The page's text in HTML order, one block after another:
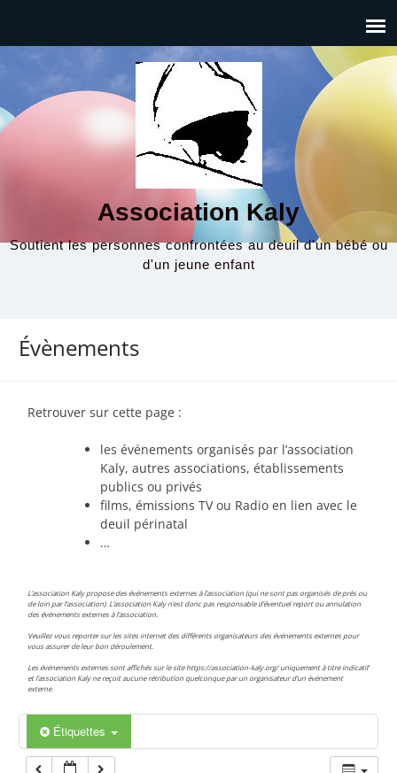
Association Kaly
Soutient les personnes confrontées au deuil d'un bébé ou
d'un jeune enfant
Évènements
Retrouver sur cette page :
les événements organisés par l’association
Kaly, autres associations, établissements
publics ou privés
films, émissions TV ou Radio en lien avec le
deuil périnatal
…
L’association Kaly propose des événements externes à l’association (qui ne sont pas organisés de près ou
de loin par l’association). L’association Kaly n’est donc pas responsable d’éventuel report ou annulation
des événements externes à l’association.
Veuillez vous reporter sur les sites internet des différents organisateurs des événements externes pour
vous assurer de leur bon déroulement.
Les événements externes sont affichés sur le site https://association-kaly.org/ uniquement à titre indicatif
et l’association Kaly ne reçoit aucune rétribution quelconque par un organisateur d’un événement
externe.
Étiquettes
00:00
04:00
05:00
06:00